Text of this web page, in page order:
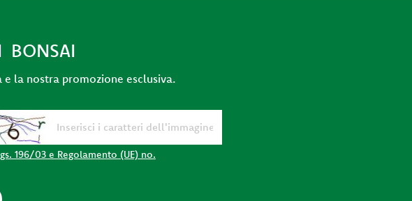
BONSAI
la nostra promozione esclusiva.
196/03 e Regolamento (UE) no.